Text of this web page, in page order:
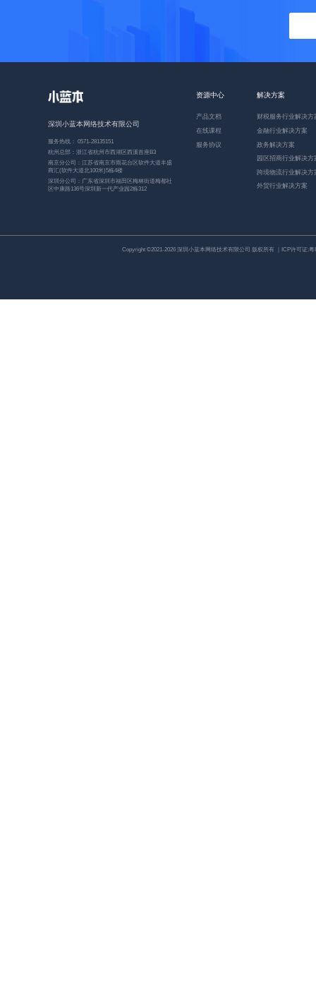
深圳小蓝本网络技术有限公司
服务热线： 0571-28135151
杭州总部：浙江省杭州市西湖区西溪首座B3
南京分公司：江苏省南京市雨花台区软件大道丰盛
商汇(软件大道北100米)5栋4楼
深圳分公司：广东省深圳市福田区梅林街道梅都社
区中康路136号深圳新一代产业园2栋312
资源中心
产品文档
在线课程
服务协议
解决方案
财税服务行业解决方
金融行业解决方案
政务解决方案
园区招商行业解决方
跨境物流行业解决方
外贸行业解决方案
Copyright ©2021-2026 深圳小蓝本网络技术有限公司 版权所有 ｜ICP许可证:粤